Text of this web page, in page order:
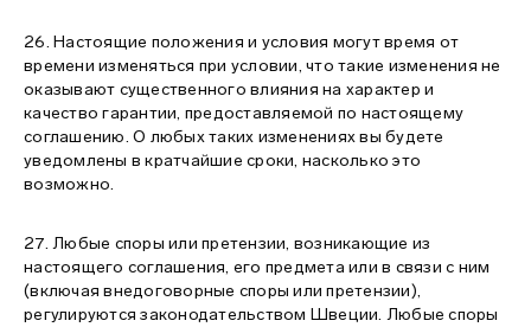
26. Настоящие положения и условия могут время от
времени изменяться при условии, что такие изменения не
оказывают существенного влияния на характер и
качество гарантии, предоставляемой по настоящему
соглашению. О любых таких изменениях вы будете
уведомлены в кратчайшие сроки, насколько это
возможно.
27. Любые споры или претензии, возникающие из
настоящего соглашения, его предмета или в связи с ним
(включая внедоговорные споры или претензии),
регулируются законодательством Швеции. Любые споры